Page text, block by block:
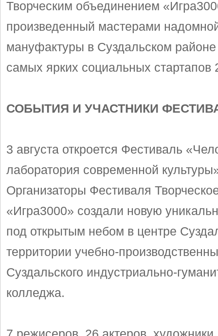
Творческим объединением
произведенный мастерами
мануфактуры в Суздальском
самых ярких социальных стартапов
СОБЫТИЯ И УЧАСТНИКИ
3 августа откроется Фестиваль
лаборатория современной
Организаторы Фестиваля
«Игра3000» создали новую
под открытым небом в центре
территории учебно-
Суздальского индустриально-
колледжа.